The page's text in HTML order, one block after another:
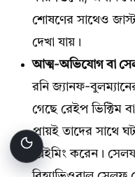
শোষণের সাথেও জাস্ট
দেখা যায়।
আত্ম-অভিযোগ বা
রনি জ্যানফ-
গেছে রেইপ ভিক্টিম
প্রায়ই তাদের সাথে
ব্লেইমিং করেন।